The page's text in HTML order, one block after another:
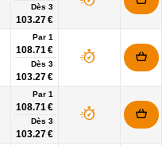
Dès 3
103.27 €
Par 1
108.71 €
Dès 3
103.27 €
Par 1
108.71 €
Dès 3
103.27 €